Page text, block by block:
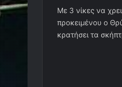
Με 3 νίκες να
προκειμένου ο
κρατήσει τα